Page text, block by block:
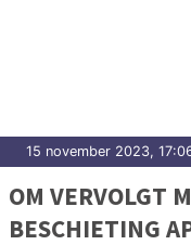
15 november 2023,
OM VERVOLGT
BESCHIETING